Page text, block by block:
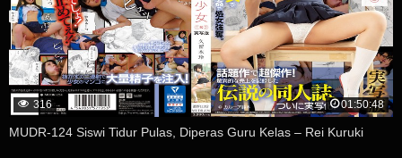
316 01:50:48
MUDR-124 Siswi Tidur Pulas, Diperas Guru Kelas – Rei Kuruki